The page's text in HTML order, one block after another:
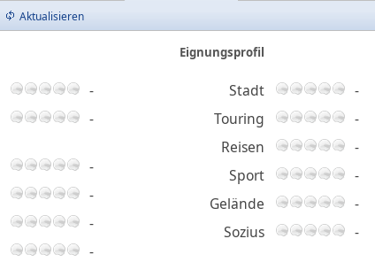
Aktualisieren
Eignungsprofil
-
-
-
-
-
-
Stadt
-
Touring
-
Reisen
-
Sport
-
Gelände
-
Sozius
-